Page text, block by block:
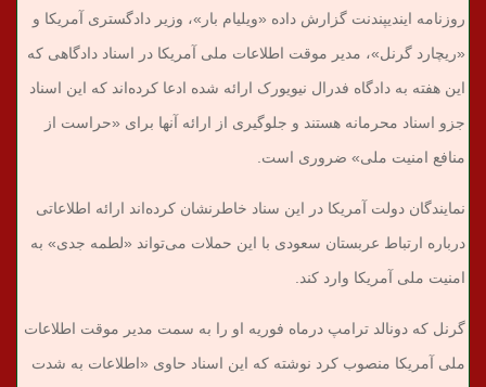
روزنامه ایندیپندنت گزارش داده «ویلیام بار»، وزیر دادگستری آمریکا و
«ریچارد گرنل»، مدیر موقت اطلاعات ملی آمریکا در اسناد دادگاهی که
این هفته به دادگاه فدرال نیویورک ارائه شده ادعا کرده‌اند که این اسناد
جزو اسناد محرمانه هستند و جلوگیری از ارائه آنها برای «حراست از
منافع امنیت ملی» ضروری است.
نمایندگان دولت آمریکا در این سناد خاطرنشان کرده‌اند ارائه اطلاعاتی
درباره ارتباط عربستان سعودی با این حملات می‌تواند «لطمه جدی» به
امنیت ملی آمریکا وارد کند.
گرنل که دونالد ترامپ درماه فوریه او را به سمت مدیر موقت اطلاعات
ملی آمریکا منصوب کرد نوشته که این اسناد حاوی «اطلاعات به شدت